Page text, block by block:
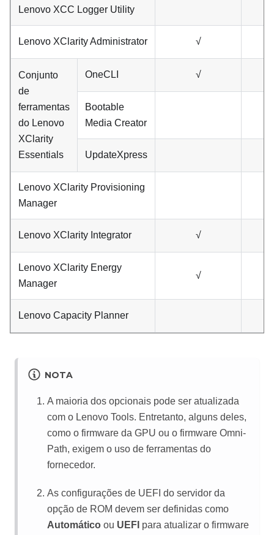
Lenovo XCC Logger Utility
Lenovo XClarity Administrator √
Conjunto
de
ferramentas
do Lenovo
XClarity
Essentials
OneCLI √
Bootable
Media Creator
UpdateXpress
Lenovo XClarity Provisioning
Manager
Lenovo XClarity Integrator √
Lenovo XClarity Energy
Manager
√
Lenovo Capacity Planner
NOTA
A maioria dos opcionais pode ser atualizada
com o Lenovo Tools. Entretanto, alguns deles,
como o firmware da GPU ou o firmware Omni-
Path, exigem o uso de ferramentas do
fornecedor.
As configurações de UEFI do servidor da
opção de ROM devem ser definidas como
Automático ou UEFI para atualizar o firmware